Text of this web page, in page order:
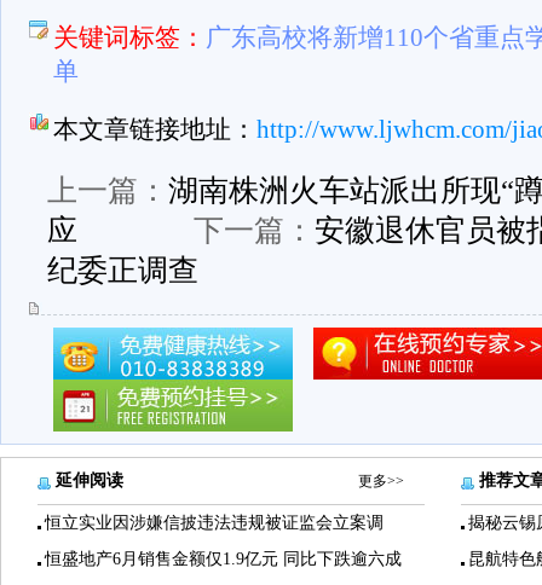
关键词标签： 广东高校将新增110个省重点
单
本文章链接地址： http://www.ljwhcm.com/
上一篇： 湖南株洲火车站派出所现“
应
下一篇： 安徽退休官员被
纪委正调查
延伸阅读 更多>>
恒立实业因涉嫌信披违法违规被证监会立案调
恒盛地产6月销售金额仅1.9亿元 同比下跌逾六成
推荐文
揭秘云锡
昆航特色